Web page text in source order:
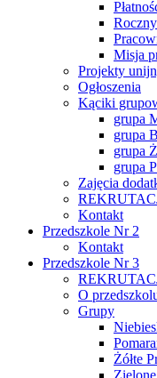
Misja
Projekty
Ogłoszenia
Kąciki
grupa
grupa
grupa
grupa
Zajęcia
Kontakt
Przedszkole Nr 2
Kontakt
Przedszkole Nr 3
O
Grupy
Żółte